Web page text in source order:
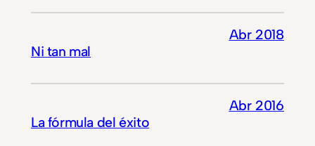
Ni tan mal
Abr 2018
La fórmula del éxito
Abr 2016